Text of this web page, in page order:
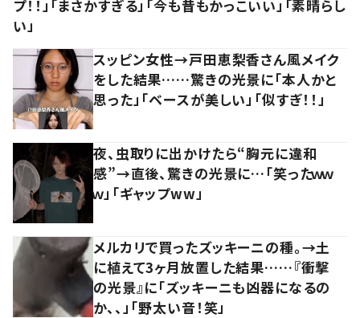
プ！！」「まさかすぎる」「今も昔もかっこいい」「素晴らし
い」
スッピン女性→戸田恵梨香さん風メイク
をした結果……驚きの光景に「本人かと
思った」「ベースが美しい」「似すぎ！！」
夜、虫取りに出かけたら“胸元に違和
感”→直後、驚きの光景に…「笑ったｗｗ
ｗ」「ギャップww」
メルカリで買ったズッキーニの種。→土
に植えて3ヶ月放置した結果……『衝撃
の光景』に「ズッキーニも凶器になるの
か、、」「野太い音！笑」